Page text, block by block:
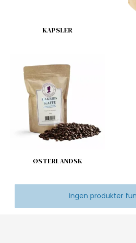
KAPSLER
ØSTERLANDSK
Ingen produkter